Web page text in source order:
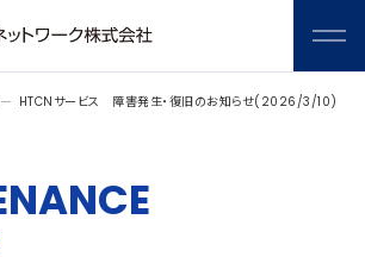
メニ
HTCNサービス 障害発生・復旧のお知らせ(2026/3/10)